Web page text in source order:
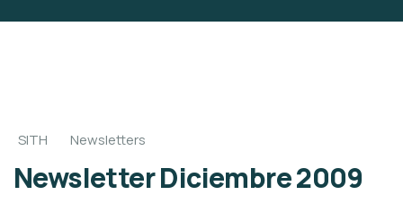
SITH Newsletters
Newsletter Diciembre 2009